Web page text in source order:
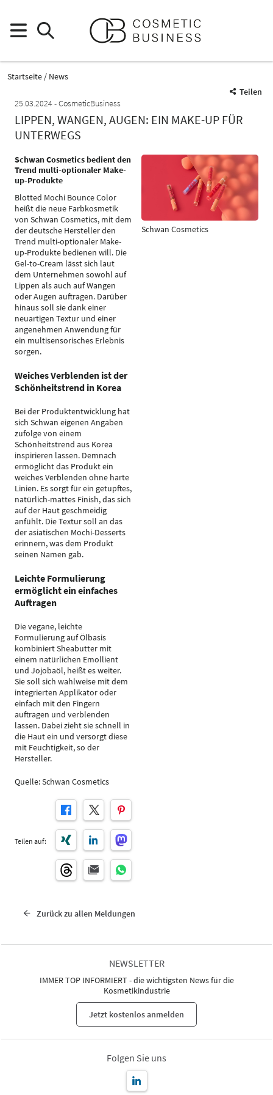
Startseite
News
Teilen
25.03.2024 CosmeticBusiness
LIPPEN, WANGEN, AUGEN: EIN MAKE-UP FÜR
UNTERWEGS
Schwan Cosmetics bedient den
Trend multi-optionaler Make-
up-Produkte
Blotted Mochi Bounce Color
heißt die neue Farbkosmetik
von Schwan Cosmetics, mit dem
der deutsche Hersteller den
Trend multi-optionaler Make-
up-Produkte bedienen will. Die
Gel-to-Cream lässt sich laut
dem Unternehmen sowohl auf
Lippen als auch auf Wangen
oder Augen auftragen. Darüber
hinaus soll sie dank einer
neuartigen Textur und einer
angenehmen Anwendung für
ein multisensorisches Erlebnis
sorgen.
Weiches Verblenden ist der
Schönheitstrend in Korea
Bei der Produktentwicklung hat
sich Schwan eigenen Angaben
zufolge von einem
Schönheitstrend aus Korea
inspirieren lassen. Demnach
ermöglicht das Produkt ein
weiches Verblenden ohne harte
Linien. Es sorgt für ein getupftes,
natürlich-mattes Finish, das sich
auf der Haut geschmeidig
anfühlt. Die Textur soll an das
der asiatischen Mochi-Desserts
erinnern, was dem Produkt
seinen Namen gab.
Leichte Formulierung
ermöglicht ein einfaches
Auftragen
Die vegane, leichte
Formulierung auf Ölbasis
kombiniert Sheabutter mit
einem natürlichen Emollient
und Jojobaöl, heißt es weiter.
Sie soll sich wahlweise mit dem
integrierten Applikator oder
einfach mit den Fingern
auftragen und verblenden
lassen. Dabei zieht sie schnell in
die Haut ein und versorgt diese
mit Feuchtigkeit, so der
Hersteller.
Quelle: Schwan Cosmetics
Teilen auf:
Schwan Cosmetics
Zurück zu allen Meldungen
NEWSLETTER
IMMER TOP INFORMIERT - die wichtigsten News für die
Kosmetikindustrie
Jetzt kostenlos anmelden
Folgen Sie uns